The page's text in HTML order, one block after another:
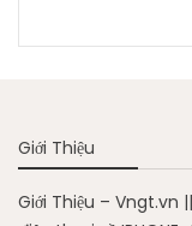
Giới Thiệu
Giới Thiệu –